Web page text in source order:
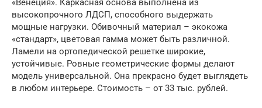
«Венеция». Каркасная основа выполнена из
высокопрочного ЛДСП, способного выдержать
мощные нагрузки. Обивочный материал – экокожа
«стандарт», цветовая гамма может быть различной.
Ламели на ортопедической решетке широкие,
устойчивые. Ровные геометрические формы делают
модель универсальной. Она прекрасно будет выглядеть
в любом интерьере. Стоимость – от 33 тыс. рублей.